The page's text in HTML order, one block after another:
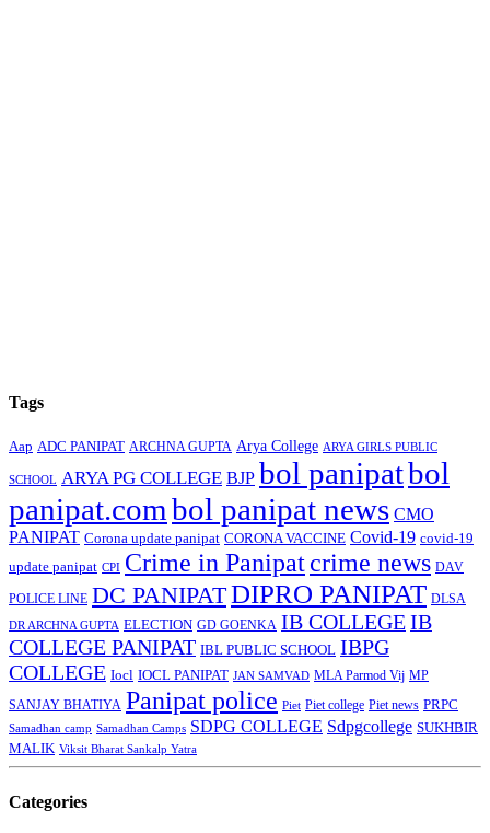
Tags
Aap ADC PANIPAT ARCHNA GUPTA Arya College ARYA GIRLS PUBLIC
SCHOOL ARYA PG COLLEGE BJP bol panipatbol
panipat.combol panipat news CMO
PANIPAT Corona update panipat CORONA VACCINE Covid-19 covid-19
update panipat CPI Crime in Panipatcrime news DAV
POLICE LINE DC PANIPATDIPRO PANIPAT DLSA
DR ARCHNA GUPTA ELECTION GD GOENKA IB COLLEGEIB
COLLEGE PANIPAT IBL PUBLIC SCHOOL IBPG
COLLEGE Iocl IOCL PANIPAT JAN SAMVAD MLA Parmod Vij MP
SANJAY BHATIYA Panipat police Piet Piet college Piet news PRPC
Samadhan camp Samadhan Camps SDPG COLLEGE Sdpgcollege SUKHBIR
MALIK Viksit Bharat Sankalp Yatra
Categories